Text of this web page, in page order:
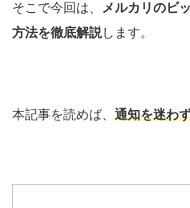
そこで今回は、
メルカリのビ
方法を徹底解説します。
本記事を読めば、 通知を迷わ